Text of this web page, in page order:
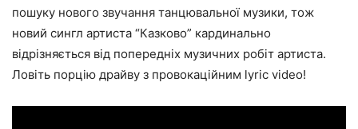
пошуку нового звучання танцювальної музики, тож
новий сингл артиста “Казково” кардинально
відрізняється від попередніх музичних робіт артиста.
Ловіть порцію драйву з провокаційним lyric video!